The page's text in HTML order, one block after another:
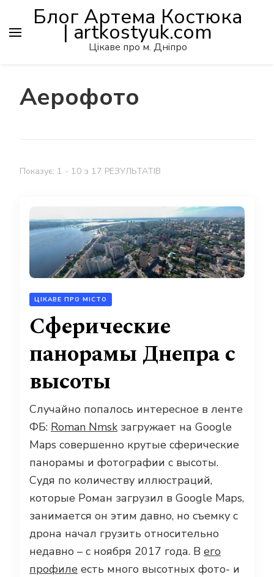
Блог Артема Костюка
| artkostyuk.com
Цікаве про м. Дніпро
Аерофото
Показує: 1 - 10 з 17 РЕЗУЛЬТАТІВ
ЦІКАВЕ ПРО МІСТО
Сферические
панорамы Днепра с
высоты
Случайно попалось интересное в ленте
ФБ: Roman Nmsk загружает на Google
Maps совершенно крутые сферические
панорамы и фотографии с высоты.
Судя по количеству иллюстраций,
которые Роман загрузил в Google Maps,
занимается он этим давно, но съемку с
дрона начал грузить относительно
недавно – с ноября 2017 года. В его
профиле есть много высотных фото- и